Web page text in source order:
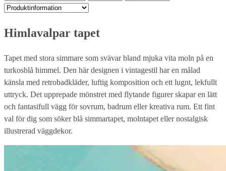
Himlavalpar tapet
Tapet med stora simmare som svävar bland mjuka vita moln på en
turkosblå himmel. Den här designen i vintagestil har en målad
känsla med retrobadkläder, luftig komposition och ett lugnt, lekfullt
uttryck. Det upprepade mönstret med flytande figurer skapar en lätt
och fantasifull vägg för sovrum, badrum eller kreativa rum. Ett fint
val för dig som söker blå simmartapet, molntapet eller nostalgisk
illustrerad väggdekor.